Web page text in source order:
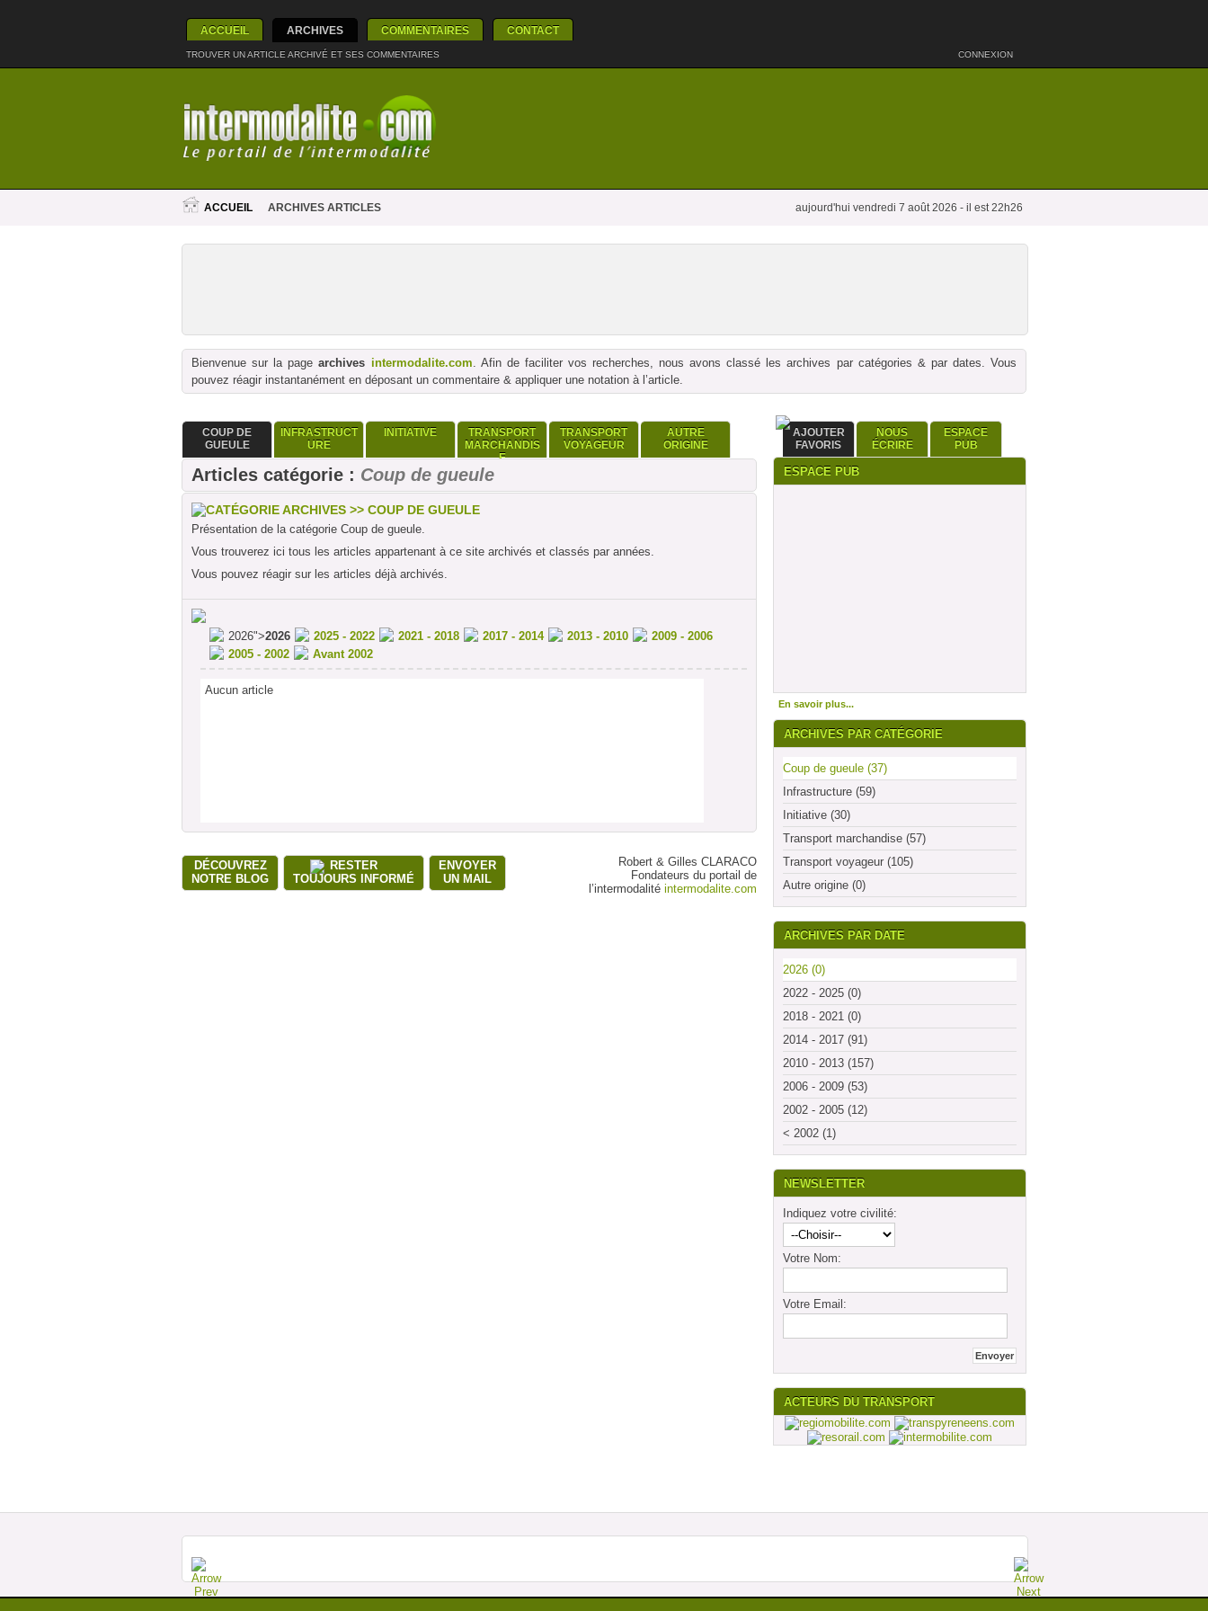
ACCUEIL ARCHIVES COMMENTAIRES CONTACT
TROUVER UN ARTICLE ARCHIVÉ ET SES COMMENTAIRES CONNEXION
ACCUEIL ARCHIVES ARTICLES aujourd'hui vendredi 7 août 2026 - il est 22h26
Bienvenue sur la pagearchives intermodalite.com. Afin de faciliter vos recherches, nous avons classé les archives par catégories & par dates. Vous
pouvez réagir instantanément en déposant un commentaire & appliquer une notation à l’article.
COUP DE
GUEULE
INFRASTRUCT
URE
INITIATIVE
TRANSPORT
MARCHANDIS
E
TRANSPORT
VOYAGEUR
AUTRE
ORIGINE
Articles catégorie : Coup de gueule
CATÉGORIE ARCHIVES >> COUP DE GUEULE
Présentation de la catégorie Coup de gueule.
Vous trouverez ici tous les articles appartenant à ce site archivés et classés par années.
Vous pouvez réagir sur les articles déjà archivés.
2026">2026 2025 - 2022 2021 - 2018 2017 - 2014 2013 - 2010
2009 - 2006
2005 - 2002
Avant 2002
Aucun article
DÉCOUVREZ
NOTRE BLOG
RESTER
TOUJOURS INFORMÉ
ENVOYER
UN MAIL
Robert & Gilles CLARACO
Fondateurs du portail de
l’intermodalité intermodalite.com
AJOUTER
FAVORIS
NOUS
ÉCRIRE
ESPACE
PUB
ESPACE PUB
En savoir plus...
ARCHIVES PAR CATÉGORIE
Coup de gueule (37)
Infrastructure (59)
Initiative (30)
Transport marchandise (57)
Transport voyageur (105)
Autre origine (0)
ARCHIVES PAR DATE
2026 (0)
2022 - 2025 (0)
2018 - 2021 (0)
2014 - 2017 (91)
2010 - 2013 (157)
2006 - 2009 (53)
2002 - 2005 (12)
< 2002 (1)
NEWSLETTER
Indiquez votre civilité:
Votre Nom:
Votre Email:
ACTEURS DU TRANSPORT